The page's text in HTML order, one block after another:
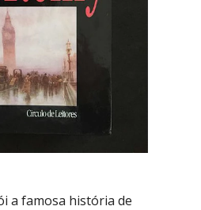
a famosa história de